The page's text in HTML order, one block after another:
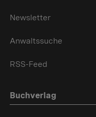
Newsletter
Anwaltssuche
RSS-Feed
Buchverlag